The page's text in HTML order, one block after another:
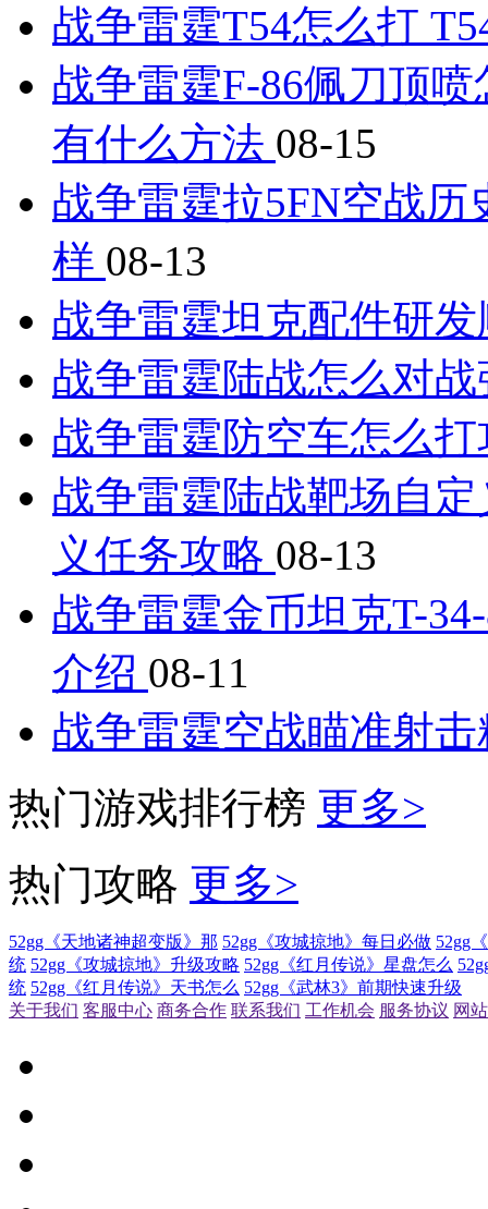
战争雷霆T54怎么打
战争雷霆F-86佩刀顶
有什么方法 08-15
战争雷霆拉5FN空战历
样 08-13
战争雷霆坦克配件研
战争雷霆陆战怎么对
战争雷霆防空车怎么
战争雷霆陆战靶场自
义任务攻略 08-13
战争雷霆金币坦克T-
介绍 08-11
战争雷霆空战瞄准射
热门游戏排行榜 更多>
热门攻略 更多>
52gg《天地诸神超变版》那 52gg《攻城掠地》每日必做 52gg
统 52gg《攻城掠地》升级攻略 52gg《红月传说》星盘怎么
统 52gg《红月传说》天书怎么 52gg《武林3》前期快速升级
关于我们 客服中心 商务合作 联系我们 工作机会 服务协议 网